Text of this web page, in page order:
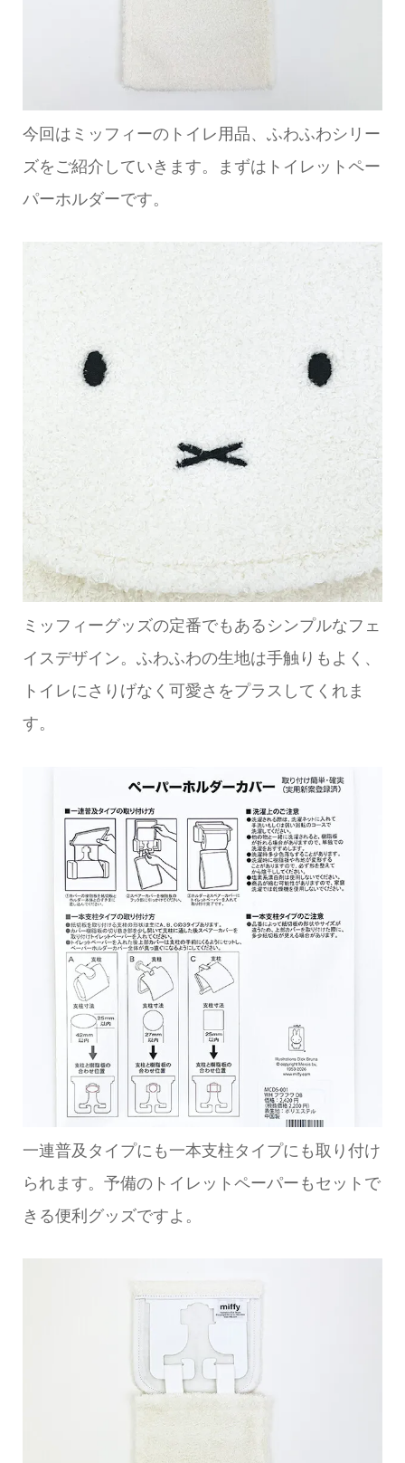
今回はミッフィーのトイレ用品、ふわふわシリー
ズをご紹介していきます。まずはトイレットペー
パーホルダーです。
ミッフィーグッズの定番でもあるシンプルなフェ
イスデザイン。ふわふわの生地は手触りもよく、
トイレにさりげなく可愛さをプラスしてくれま
す。
一連普及タイプにも一本支柱タイプにも取り付け
られます。予備のトイレットペーパーもセットで
きる便利グッズですよ。